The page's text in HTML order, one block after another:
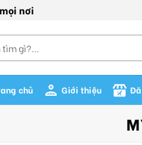
nơi
chủ Giới thiệu